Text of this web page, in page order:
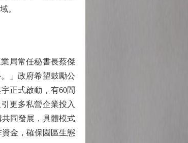
。
局常任秘書長蔡傑
」政府希望鼓勵公
正式啟動，有60間
更多私營企業投入
同發展，具體模式
金，確保園區生態